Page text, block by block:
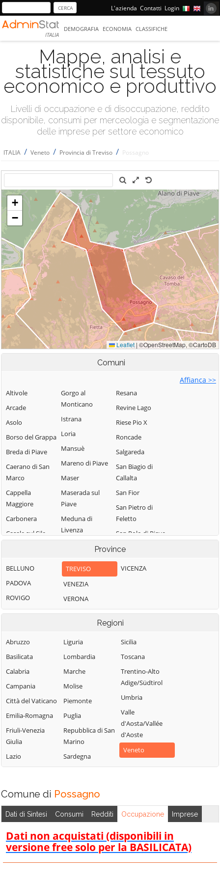
L'azienda Contatti Login
ITALIA
DEMOGRAFIA ECONOMIA CLASSIFICHE
Mappe, analisi e
statistiche sul tessuto
economico e produttivo
Livelli di occupazione e di disoccupazione, reddito
disponibile, consumi per merceologia e segmentazione
delle imprese per settore economico
ITALIA / Veneto / Provincia di Treviso / Possagno
Comuni
Affianca >>
Altivole
Arcade
Asolo
Borso del Grappa
Breda di Piave
Caerano di San
Marco
Cappella
Maggiore
Carbonera
Casale sul Sile
Godego
Tomba
Cessalto
Chiarano
Cimadolmo
Cison di
Valmarino
Codognè
Colle Umberto
Conegliano
Cordignano
Crocetta del
Montello
Follina
Fontanelle
Gorgo al
Monticano
Istrana
Loria
Mansuè
Mareno di Piave
Maser
Maserada sul
Piave
Meduna di
Livenza
Mogliano Veneto
Monastier di
Treviso
Monfumo
Montebelluna
Moriago della
Battaglia
Motta di Livenza
Nervesa della
Battaglia
Oderzo
Ormelle
Orsago
Paese
Pederobba
Pieve di Soligo
Ponte di Piave
Portobuffolè
Resana
Revine Lago
Riese Pio X
Roncade
Salgareda
San Biagio di
Callalta
San Fior
San Pietro di
Feletto
San Polo di Piave
San Vendemiano
San Zenone degli
Ezzelini
Sarmede
Sernaglia della
Battaglia
Silea
Spresiano
Susegana
Tarzo
Treviso
Valdobbiadene
Villorba
Vittorio Veneto
Volpago del
Province
BELLUNO
PADOVA
ROVIGO
TREVISO
VENEZIA
VERONA
VICENZA
Regioni
Abruzzo
Basilicata
Calabria
Campania
Città del Vaticano
Emilia-Romagna
Friuli-Venezia
Giulia
Lazio
Liguria
Lombardia
Marche
Molise
Piemonte
Puglia
Repubblica di San
Marino
Sardegna
Sicilia
Toscana
Trentino-Alto
Adige/Südtirol
Umbria
Valle
d'Aosta/Vallée
d'Aoste
Veneto
Comune di Possagno
Dati di Sintesi Consumi Redditi Occupazione Imprese
Dati non acquistati (disponibili in
versione free solo per la BASILICATA)